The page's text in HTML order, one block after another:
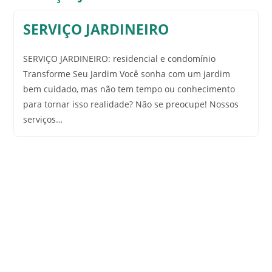
SERVIÇO JARDINEIRO
SERVIÇO JARDINEIRO: residencial e condomínio
Transforme Seu Jardim Você sonha com um jardim
bem cuidado, mas não tem tempo ou conhecimento
para tornar isso realidade? Não se preocupe! Nossos
serviços…